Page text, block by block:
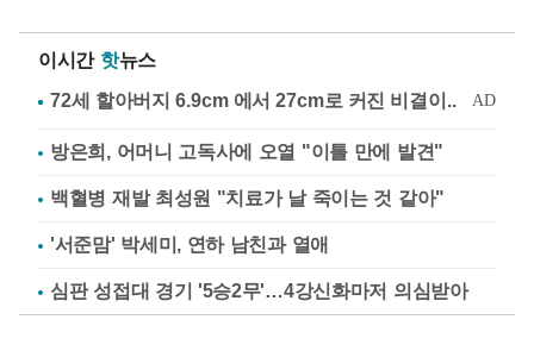
이시간 핫뉴스
방은희, 어머니 고독사에 오열 "이틀 만에 발견"
백혈병 재발 최성원 "치료가 날 죽이는 것 같아"
'서준맘' 박세미, 연하 남친과 열애
심판 성접대 경기 '5승2무'…4강신화마저 의심받아